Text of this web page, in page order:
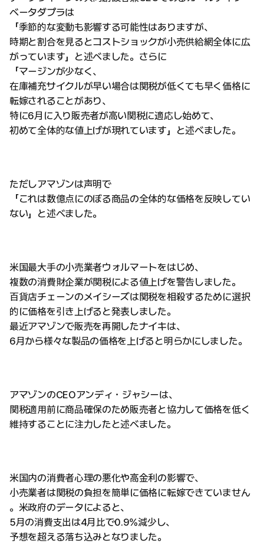
ベータダプラは
「季節的な変動も影響する可能性はありますが、
時期と割合を見るとコストショックが小売供給網全体に広
がっています」と述べました。さらに
「マージンが少なく、
在庫補充サイクルが早い場合は関税が低くても早く価格に
転嫁されることがあり、
特に6月に入り販売者が高い関税に適応し始めて、
初めて全体的な値上げが現れています」と述べました。
ただしアマゾンは声明で
「これは数億点にのぼる商品の全体的な価格を反映してい
ない」と述べました。
米国最大手の小売業者ウォルマートをはじめ、
複数の消費財企業が関税による値上げを警告しました。
百貨店チェーンのメイシーズは関税を相殺するために選択
的に価格を引き上げると発表しました。
最近アマゾンで販売を再開したナイキは、
6月から様々な製品の価格を上げると明らかにしました。
アマゾンのCEOアンディ・ジャシーは、
関税適用前に商品確保のため販売者と協力して価格を低く
維持することに注力したと述べました。
米国内の消費者心理の悪化や高金利の影響で、
小売業者は関税の負担を簡単に価格に転嫁できていません
。米政府のデータによると、
5月の消費支出は4月比で0.9%減少し、
予想を超える落ち込みとなりました。